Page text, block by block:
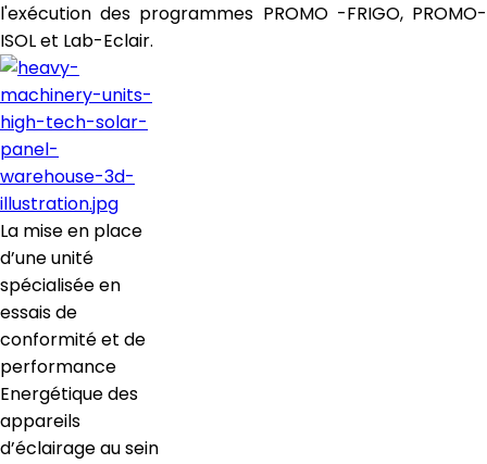
l'exécution des programmes PROMO -FRIGO, PROMO-
ISOL et Lab-Eclair.
La mise en place
d’une unité
spécialisée en
essais de
conformité et de
performance
Energétique des
appareils
d’éclairage au sein